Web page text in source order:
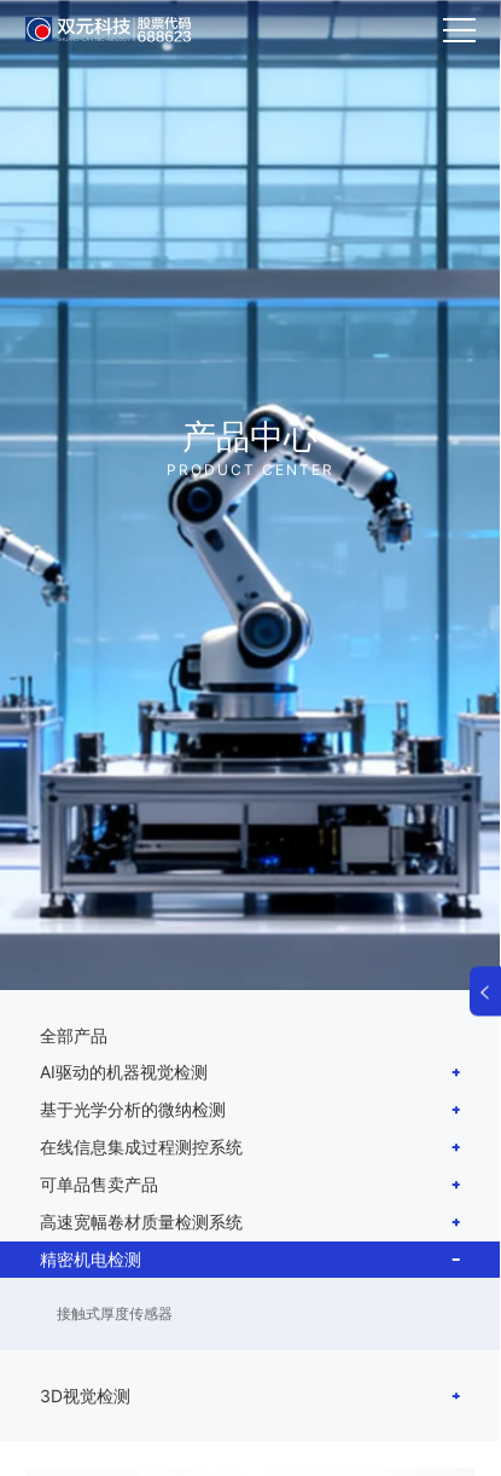
产品中心
PRODUCT CENTER
全部产品
AI驱动的机器视觉检测
基于光学分析的微纳检测
在线信息集成过程测控系统
可单品售卖产品
高速宽幅卷材质量检测系统
精密机电检测
接触式厚度传感器
3D视觉检测